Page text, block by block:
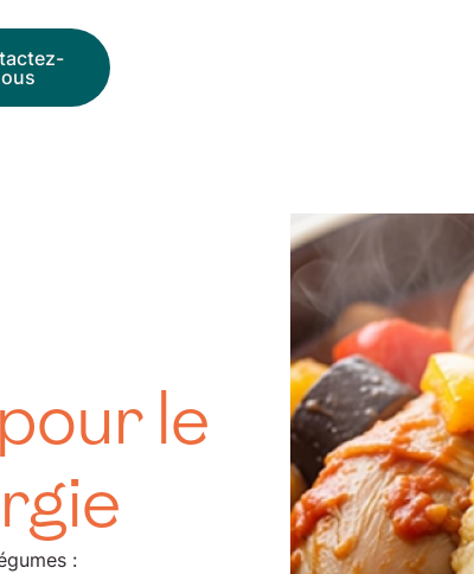
le
: